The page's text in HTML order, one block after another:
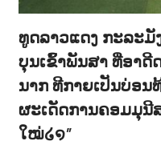
ທູດລາວແດງ ກະລະມັ
ບຸນເຂົ້າພັນສາ ທີ່ອາ
ນາກ ທີກາຍເປັນບ່ອ
ຜະເດັດການຄອມມຸນີ
ໃໝ່໒໑”